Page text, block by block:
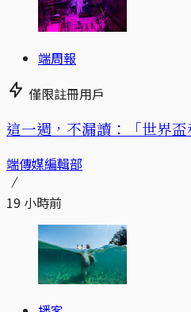
端周報
僅限註冊用戶
這一週，不漏讀：「世界
端傳媒編輯部
19 小時前